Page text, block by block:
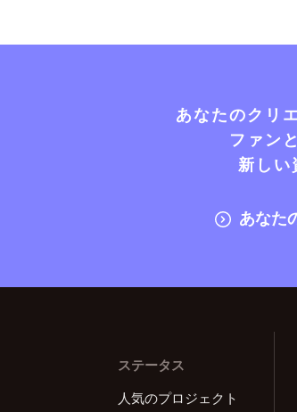
あなたのクリ
ファン
新しい
あなた
ステータス
人気のプロジェクト